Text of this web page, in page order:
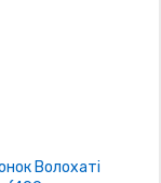
Волохаті